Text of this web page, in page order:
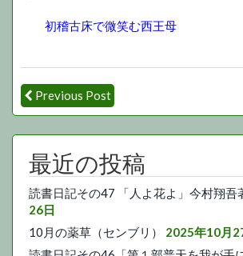
初稽古床で微笑む西王母
Previous Post
最近の投稿
読書日記その47 「人よ花よ」今村翔吾
26日
10月の薬草（センブリ）
2025年10月